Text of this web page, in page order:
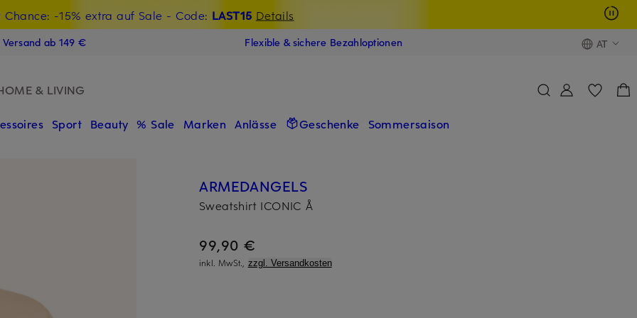
Chance: -15% extra auf Sale - Code: LAST15 Details
Willkommensgutschein mit Beyond sichern
ab 149 € Flexible & sichere Bezahloptionen AT
& LIVING
Sport Beauty % Sale Marken Anlässe Geschenke Sommersaison
ARMEDANGELS
Sweatshirt ICONIC Å
99,90 €
inkl. MwSt., zzgl. Versandkosten